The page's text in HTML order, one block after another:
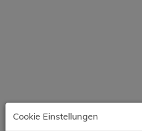
Cookie Einstellungen